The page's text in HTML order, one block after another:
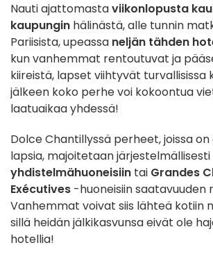
Nauti ajattomastaviikonlopusta
kaupungin hälinästä, alle tunnin
Pariisista, upeassa neljän tähden
kun vanhemmat rentoutuvat ja
kiireistä, lapset viihtyvät turvallisissa
jälkeen koko perhe voi kokoontua
laatuaikaa yhdessä!
Dolce Chantillyssä perheet, joissa
lapsia, majoitetaan järjestelmällisesti
yhdistelmähuoneisiin tai Grandes
Exécutives -huoneisiin saatavuuden
Vanhemmat voivat siis lähteä kotiin
sillä heidän jälkikasvunsa eivät ole
hotellia!